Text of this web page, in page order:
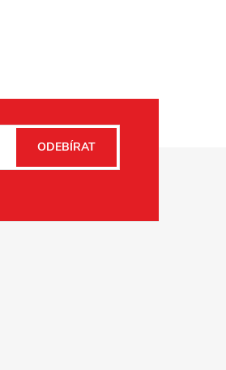
ODEBÍRAT